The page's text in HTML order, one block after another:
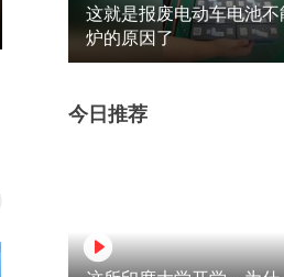
这就是报废电动车电池
炉的原因了
今日推荐